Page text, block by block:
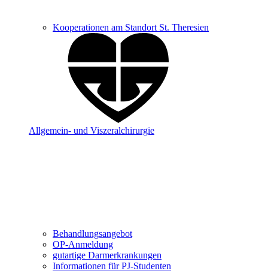
Kooperationen am Standort St. Theresien
Allgemein- und Viszeralchirurgie
Behandlungsangebot
OP-Anmeldung
gutartige Darmerkrankungen
Informationen für PJ-Studenten